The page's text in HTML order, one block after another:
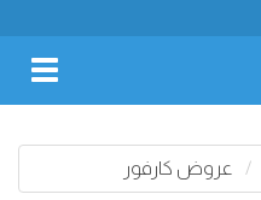
عروض كارفور